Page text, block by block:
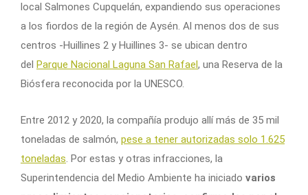
local Salmones Cupquelán, expandiendo sus operaciones
a los fiordos de la región de Aysén. Al menos dos de sus
centros -Huillines 2 y Huillines 3- se ubican dentro
del Parque Nacional Laguna San Rafael, una Reserva de la
Biósfera reconocida por la UNESCO.
Entre 2012 y 2020, la compañía produjo allí más de 35 mil
toneladas de salmón, pese a tener autorizadas solo 1.625
toneladas. Por estas y otras infracciones, la
Superintendencia del Medio Ambiente ha iniciado varios